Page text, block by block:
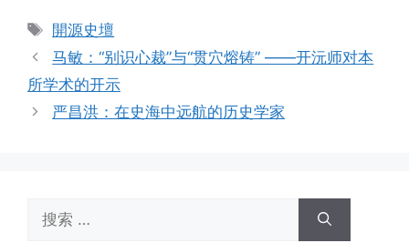
标
签
開源史壇
马敏：“别识心裁”与“贯穴熔铸” ——开沅师对本
所学术的开示
严昌洪：在史海中远航的历史学家